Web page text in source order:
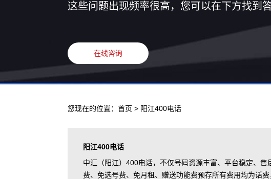
这些问题出现频率很高，您可以在下方找到
在线咨询
您现在的位置： 首页 > 阳江400电话
阳江400电话
中汇（阳江）400电话，不仅号码资源丰富、平台稳定、
费、免选号费、免月租、赠送功能费预存所有费用均为话费